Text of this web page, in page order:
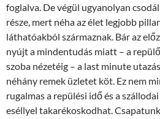
foglalva. De végül ugyanolyan
része, mert néha az élet legjobb
láthatóakból származnak. Bár az
nyújt a mindentudás miatt – a
szoba nézetéig – a last minute
néhány remek üzletet köt. Ez nem
rugalmas a repülési idő és a
eséllyel takarékoskodhat.